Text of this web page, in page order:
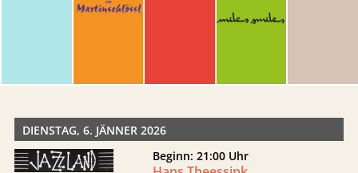
DIENSTAG, 6. JÄNNER 2026
Beginn: 21:00 Uhr